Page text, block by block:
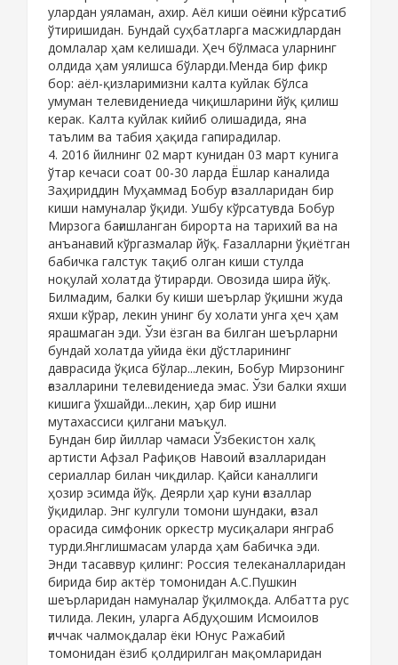
улардан уяламан, ахир. Аёл киши оёғини кўрсатиб
ўтиришидан. Бундай суҳбатларга масжидлардан
домлалар ҳам келишади. Ҳеч бўлмаса уларнинг
олдида ҳам уялишса бўларди.Менда бир фикр
бор: аёл-қизларимизни калта куйлак бўлса
умуман телевидениеда чиқишларини йўқ қилиш
керак. Калта куйлак кийиб олишадида, яна
таълим ва табия ҳақида гапирадилар.
4. 2016 йилнинг 02 март кунидан 03 март кунига
ўтар кечаси соат 00-30 ларда Ёшлар каналида
Заҳириддин Муҳаммад Бобур ғазалларидан бир
киши намуналар ўқиди. Ушбу кўрсатувда Бобур
Мирзога бағишланган бирорта на тарихий ва на
анъанавий кўргазмалар йўқ. Ғазалларни ўқиётган
бабичка галстук тақиб олган киши стулда
ноқулай холатда ўтирарди. Овозида шира йўқ.
Билмадим, балки бу киши шеърлар ўқишни жуда
яхши кўрар, лекин унинг бу холати унга ҳеч ҳам
ярашмаган эди. Ўзи ёзган ва билган шеърларни
бундай холатда уйида ёки дўстларининг
даврасида ўқиса бўлар...лекин, Бобур Мирзонинг
ғазалларини телевидениеда эмас. Ўзи балки яхши
кишига ўхшайди...лекин, ҳар бир ишни
мутахассиси қилгани маъқул.
Бундан бир йиллар чамаси Ўзбекистон халқ
артисти Афзал Рафиқов Навоий ғазалларидан
сериаллар билан чиқдилар. Қайси каналлиги
ҳозир эсимда йўқ. Деярли ҳар куни ғазаллар
ўқидилар. Энг кулгули томони шундаки, ғазал
орасида симфоник оркестр мусиқалари янграб
турди.Янглишмасам уларда ҳам бабичка эди.
Энди тасаввур қилинг: Россия телеканалларидан
бирида бир актёр томонидан А.С.Пушкин
шеърларидан намуналар ўқилмоқда. Албатта рус
тилида. Лекин, уларга Абдуҳошим Исмоилов
ғиччак чалмоқдалар ёки Юнус Ражабий
томонидан ёзиб қолдирилган мақомларидан